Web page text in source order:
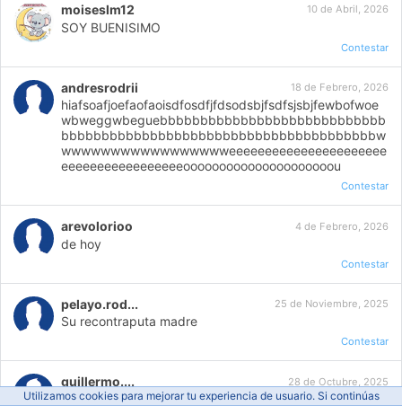
moiseslm12 10 de Abril, 2026
SOY BUENISIMO
Contestar
andresrodrii 18 de Febrero, 2026
hiafsoafjoefaofaoisdfosdfjfdsodsbjfsdfsjsbjfewbofwoe
wbweggwbeguebbbbbbbbbbbbbbbbbbbbbbbbbbbb
bbbbbbbbbbbbbbbbbbbbbbbbbbbbbbbbbbbbbbbw
wwwwwwwwwwwwwwwwweeeeeeeeeeeeeeeeeeeeee
eeeeeeeeeeeeeeeeeooooooooooooooooooooou
Contestar
arevolorioo 4 de Febrero, 2026
de hoy
Contestar
pelayo.rod... 25 de Noviembre, 2025
Su recontraputa madre
Contestar
guillermo.... 28 de Octubre, 2025
f
Utilizamos cookies para mejorar tu experiencia de usuario. Si continúas